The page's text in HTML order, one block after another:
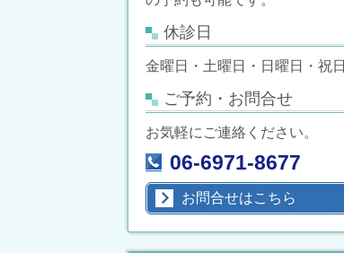
休診日
金曜日・土曜日・日曜日・祝日
ご予約・お問合せ
お気軽にご連絡ください。
06-6971-8677
お問合せはこちら